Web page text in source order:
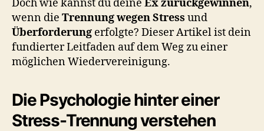
Doch wie kannst du deine Ex zurückgewinnen,
wenn die Trennung wegen Stress und
Überforderung erfolgte? Dieser Artikel ist dein
fundierter Leitfaden auf dem Weg zu einer
möglichen Wiedervereinigung.
Die Psychologie hinter einer
Stress-Trennung verstehen